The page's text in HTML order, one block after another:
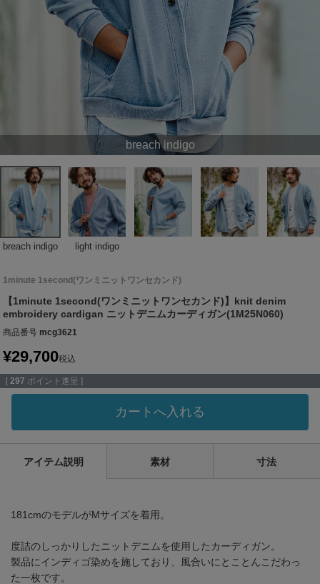
breach indigo
breach indigo light indigo
1minute 1second(ワンミニットワンセカンド)
【1minute 1second(ワンミニットワンセカンド)】knit denim
embroidery cardigan ニットデニムカーディガン(1M25N060)
商品番号 mcg3621
¥29,700税込
[ 297 ポイント進呈 ]
カートへ入れる
アイテム説明 素材 寸法
181cmのモデルがMサイズを着用。
度詰のしっかりしたニットデニムを使用したカーディガン。
製品にインディゴ染めを施しており、風合いにとことんこだわっ
た一枚です。